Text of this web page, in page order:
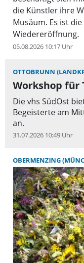
die Künstler ihre
Musäum. Es ist
Wiedereröffnung.
05.08.2026 10:17 Uhr
OTTOBRUNN
Workshop für
Die vhs SüdOst
Begeisterte am
an.
31.07.2026 10:49 Uhr
OBERMENZING